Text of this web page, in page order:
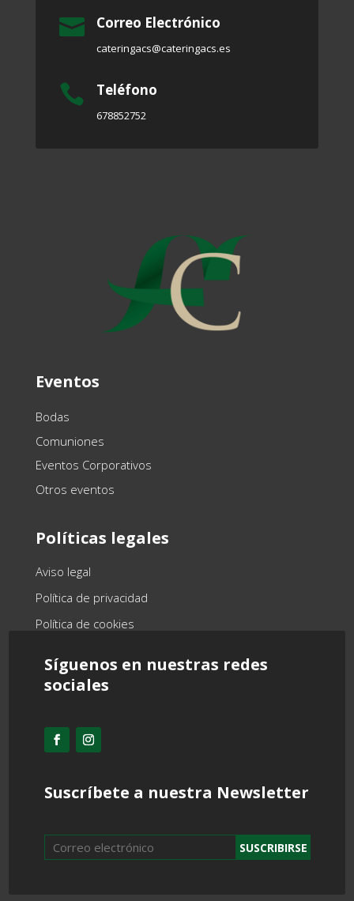
 Correo Electrónico
cateringacs@cateringacs.es
 Teléfono
678852752
Eventos
Bodas
Comuniones
Eventos Corporativos
Otros eventos
Políticas legales
Aviso legal
Política de privacidad
Política de cookies
Síguenos en nuestras redes
sociales
Suscríbete a nuestra Newsletter
SUSCRIBIRSE